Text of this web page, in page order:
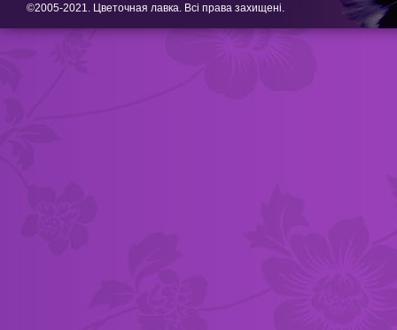
©2005-2021. Цветочная лавка. Всі права захищені.